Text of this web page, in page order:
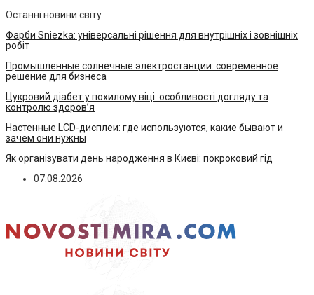
Останні новини світу
Фарби Sniezka: універсальні рішення для внутрішніх і зовнішніх
робіт
Промышленные солнечные электростанции: современное
решение для бизнеса
Цукровий діабет у похилому віці: особливості догляду та
контролю здоров’я
Настенные LCD-дисплеи: где используются, какие бывают и
зачем они нужны
Як організувати день народження в Києві: покроковий гід
07.08.2026